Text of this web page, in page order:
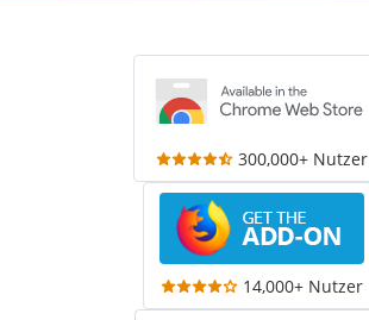
300,000+ Nutzer
14,000+ Nutzer